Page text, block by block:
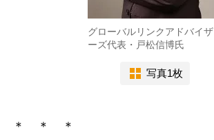
グローバルリンクアドバイザ
ーズ代表・戸松信博氏
写真1枚
＊ ＊ ＊